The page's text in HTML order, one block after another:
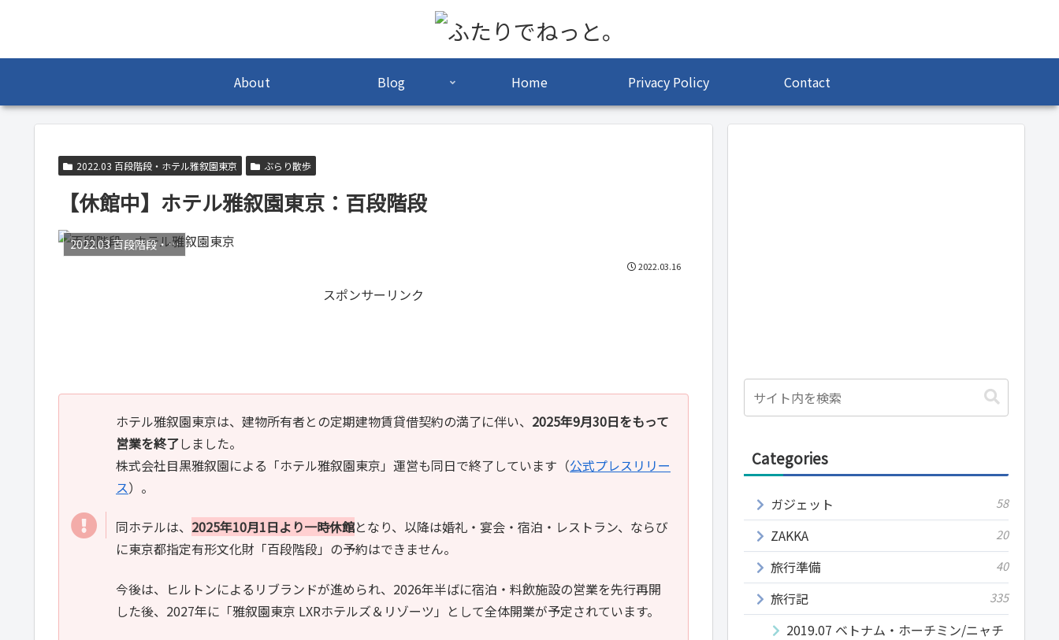
About Blog Home Privacy Policy Contact
2022.03 百段階段・ホテル雅叙園東京 ぶらり散歩
【休館中】ホテル雅叙園東京：百段階段
2022.03 百段階段・ホテル雅叙園東京
2022.03.16
スポンサーリンク
ホテル雅叙園東京は、建物所有者との定期建物賃貸借契約の満了に伴い、 2025年9月30日をもって
営業を終了しました。
株式会社目黒雅叙園による「ホテル雅叙園東京」運営も同日で終了しています（公式プレスリリー
ス）。
同ホテルは、 2025年10月1日より一時休館となり、以降は婚礼・宴会・宿泊・レストラン、ならび
に東京都指定有形文化財「百段階段」の予約はできません。
今後は、ヒルトンによるリブランドが進められ、2026年半ばに宿泊・料飲施設の営業を先行再開
した後、2027年に「雅叙園東京 LXRホテルズ＆リゾーツ」として全体開業が予定されています。
Categories
ガジェット 58
ZAKKA 20
旅行準備 40
旅行記 335
2019.07 ベトナム・ホーチミン/ニャチ